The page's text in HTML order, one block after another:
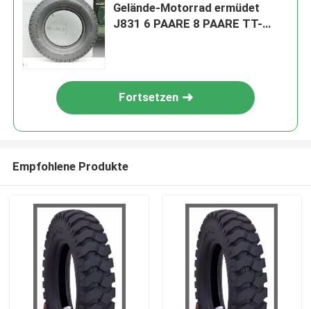
Gelände-Motorrad ermüdet
J831 6 PAARE 8 PAARE TT-
Fortsetzen
Empfohlene Produkte